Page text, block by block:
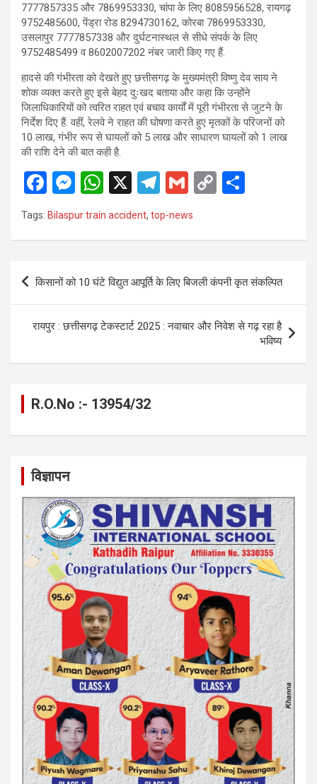
7777857335 और 7869953330, चांपा के लिए 8085956528, रायगढ़
9752485600, पेंड्रा रोड 8294730162, कोरबा 7869953330,
उसलापुर 7777857338 और दुर्घटनास्थल से सीधे संपर्क के लिए
9752485499 व 8602007202 नंबर जारी किए गए हैं.
हादसे की गंभीरता को देखते हुए छत्तीसगढ़ के मुख्यमंत्री विष्णु देव साय ने
शोक व्यक्त करते हुए इसे बेहद दुःखद बताया और कहा कि उन्होंने
जिलाधिकारियों को त्वरित राहत एवं बचाव कार्यों में पूरी गंभीरता से जुटने के
निर्देश दिए हैं. वहीं, रेलवे ने राहत की घोषणा करते हुए मृतकों के परिजनों को
10 लाख, गंभीर रूप से घायलों को 5 लाख और साधारण घायलों को 1 लाख
की राशि देने की बात कही है.
F
a
ce
o
k
M
es
se
g
W
at
A
p
X
T
e
a
m
G
ail
C
n
Tags: Bilaspur train accident, top-news
Post
किसानों को 10 घंटे विद्युत आपूर्ति के लिए बिजली कंपनी कृत संकल्पित
रायपुर : छत्तीसगढ़ टेकस्टार्ट 2025 : नवाचार और निवेश से गढ़ रहा है
भविष्य
R.O.No :- 13954/32
विज्ञापन